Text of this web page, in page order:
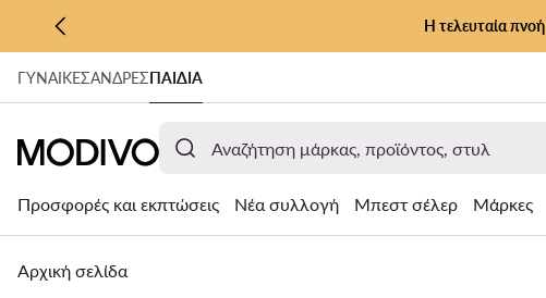
ΜΕΤΆΒΑΣΗ ΣΤΟ ΚΎΡΙΟ ΠΕΡΙΕΧΌΜΕΝΟ
ΜΕΤΆΒΑΣΗ ΣΤΗΝ ΑΝΑΖΉΤΗΣΗ
Η τελευταία
ΓΥΝΑΊΚΕΣΑΝΔΡΕΣΠΑΙΔΙΑ
Προσφορές και εκπτώσεις Νέα συλλογή Μπεστ σέλερ Μάρκες
Αρχική σελίδα